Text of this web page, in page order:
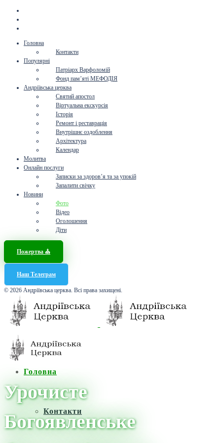
Головна
Контакти
Популярні
Патріарх Варфоломій
Фонд пам’яті МЕФОДІЯ
Андріївська церква
Святий апостол
Віртуальна екскурсія
Історія
Ремонт і реставрація
Внутрішнє оздоблення
Архітектура
Календар
Молитва
Онлайн послуги
Записки за здоров’я та за упокій
Запалити свічку
Новини
Фото
Відео
Оголошення
Діти
Пожертва ⛪️
Наш Телеграм
© 2026 Андріївська церква. Всі права захищені.
Головна
Контакти
Урочисте
Богоявленське